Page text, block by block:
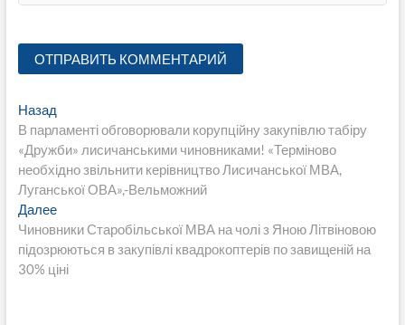
Навигация
по
записям
НазадПредыдущая
запись:
В парламенті обговорювали корупційну закупівлю табіру
«Дружби» лисичанськими чиновниками! «Терміново
необхідно звільнити керівництво Лисичанської МВА,
Луганської ОВА»,-Вельможний
ДалееСледующая
запись:
Чиновники Старобільської МВА на чолі з Яною Літвіновою
підозрюються в закупівлі квадрокоптерів по завищеній на
30% ціні